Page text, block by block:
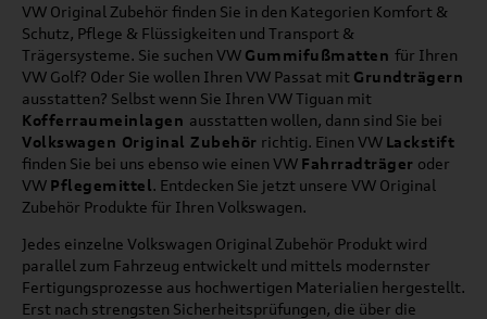
VW Original Zubehör finden Sie in den Kategorien Komfort &
Schutz, Pflege & Flüssigkeiten und Transport &
Trägersysteme. Sie suchen VW Gummifußmatten für Ihren
VW Golf? Oder Sie wollen Ihren VW Passat mit Grundträgern
ausstatten? Selbst wenn Sie Ihren VW Tiguan mit
Kofferraumeinlagen ausstatten wollen, dann sind Sie bei
Volkswagen Original Zubehör richtig. Einen VW Lackstift
finden Sie bei uns ebenso wie einen VW Fahrradträger oder
VW Pflegemittel. Entdecken Sie jetzt unsere VW Original
Zubehör Produkte für Ihren Volkswagen.
Jedes einzelne Volkswagen Original Zubehör Produkt wird
parallel zum Fahrzeug entwickelt und mittels modernster
Fertigungsprozesse aus hochwertigen Materialien hergestellt.
Erst nach strengsten Sicherheitsprüfungen, die über die